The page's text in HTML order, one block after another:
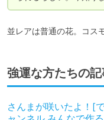
並レアは普通の花。コス
強運な方たちの
さんまが咲いたよ！[